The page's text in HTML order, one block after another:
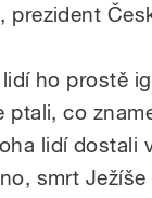
prezident
ho prostě
ptali, co
lidí dostali
smrt